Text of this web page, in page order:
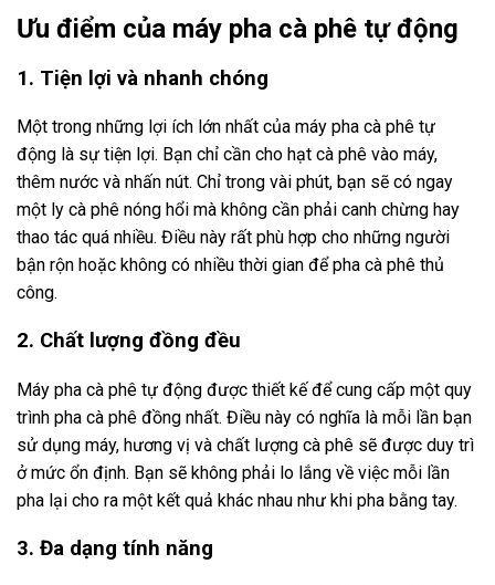
Ưu điểm của máy pha cà phê tự động
1. Tiện lợi và nhanh chóng
Một trong những lợi ích lớn nhất của máy pha cà phê tự
động là sự tiện lợi. Bạn chỉ cần cho hạt cà phê vào máy,
thêm nước và nhấn nút. Chỉ trong vài phút, bạn sẽ có ngay
một ly cà phê nóng hổi mà không cần phải canh chừng hay
thao tác quá nhiều. Điều này rất phù hợp cho những người
bận rộn hoặc không có nhiều thời gian để pha cà phê thủ
công.
2. Chất lượng đồng đều
Máy pha cà phê tự động được thiết kế để cung cấp một quy
trình pha cà phê đồng nhất. Điều này có nghĩa là mỗi lần bạn
sử dụng máy, hương vị và chất lượng cà phê sẽ được duy trì
ở mức ổn định. Bạn sẽ không phải lo lắng về việc mỗi lần
pha lại cho ra một kết quả khác nhau như khi pha bằng tay.
3. Đa dạng tính năng